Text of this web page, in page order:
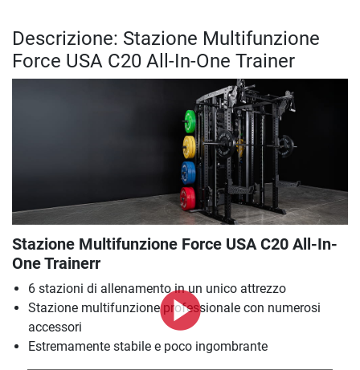
Descrizione: Stazione Multifunzione
Force USA C20 All-In-One Trainer
Stazione Multifunzione Force USA C20 All-In-
One Trainerr
6 stazioni di allenamento in un unico attrezzo
Stazione multifunzione professionale con numerosi
accessori
Estremamente stabile e poco ingombrante